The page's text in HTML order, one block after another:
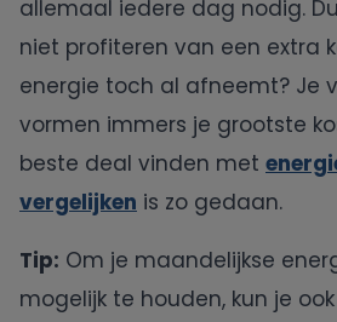
allemaal iedere dag nodig.
niet profiteren van een extra
energie toch al afneemt? Je
vormen immers je grootste
beste deal vinden met
vergelijken is zo gedaan.
Tip: Om je maandelijkse
mogelijk te houden, kun je